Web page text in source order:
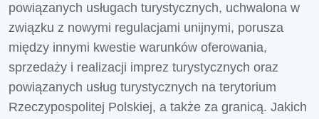
powiązanych usługach turystycznych, uchwalona w
związku z nowymi regulacjami unijnymi, porusza
między innymi kwestie warunków oferowania,
sprzedaży i realizacji imprez turystycznych oraz
powiązanych usług turystycznych na terytorium
Rzeczypospolitej Polskiej, a także za granicą. Jakich